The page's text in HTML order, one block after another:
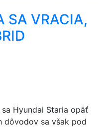
SA VRACIA,
Hyundai Staria opäť
dôvodov sa však pod